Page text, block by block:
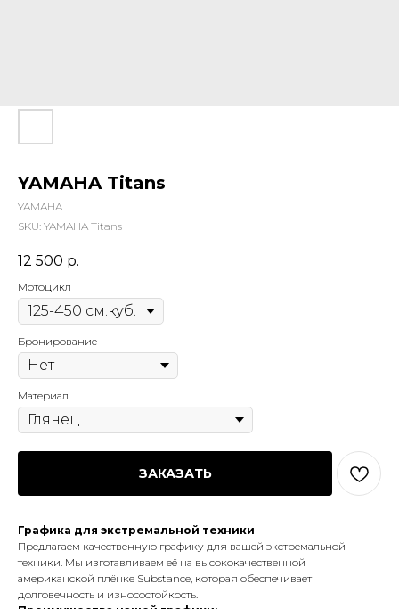
YAMAHA Titans
YAMAHA
SKU: YAMAHA Titans
12 500 р.
Мотоцикл
Бронирование
Материал
ЗАКАЗАТЬ
Графика для экстремальной техники
Предлагаем качественную графику для вашей экстремальной
техники. Мы изготавливаем её на высококачественной
американской плёнке Substance, которая обеспечивает
долговечность и износостойкость.